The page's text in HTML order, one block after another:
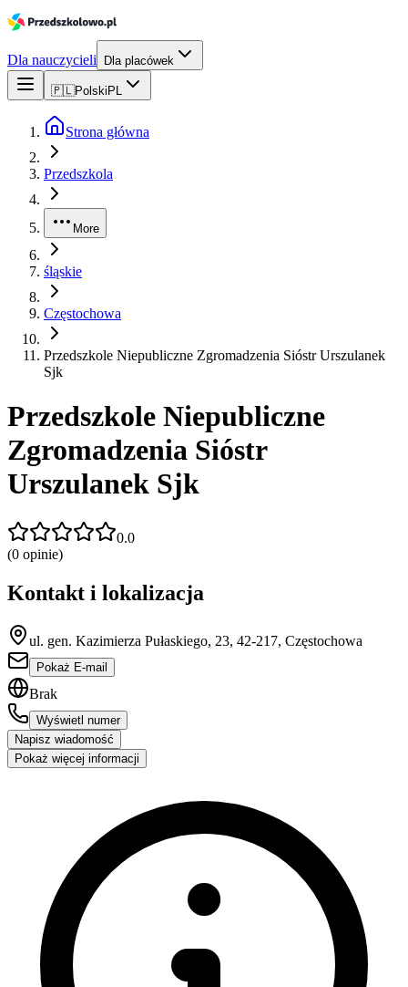
Dla nauczycieli Dla placówek
🇵🇱Polski PL
Strona główna
Przedszkola
More
śląskie
Częstochowa
Przedszkole Niepubliczne Zgromadzenia Sióstr Urszulanek
Sjk
Przedszkole Niepubliczne
Zgromadzenia Sióstr
Urszulanek Sjk
0.0
(0 opinie)
Kontakt i lokalizacja
ul. gen. Kazimierza Pułaskiego, 23, 42-217, Częstochowa
Pokaż E-mail
Brak
Wyświetl numer
Napisz wiadomość
Pokaż więcej informacji